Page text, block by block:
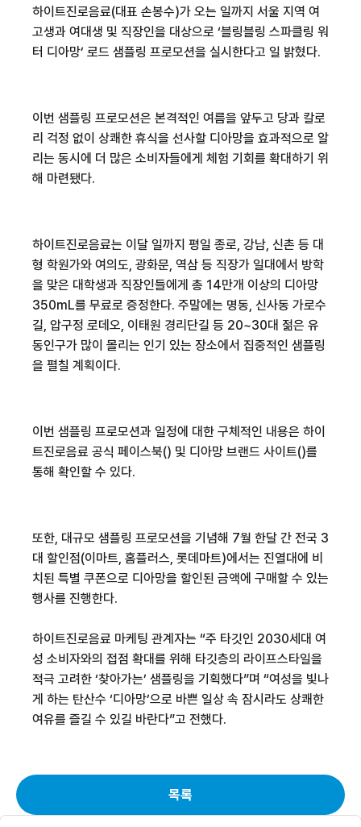
하이트진로음료(대표 손봉수)가 오는 일까지 서울 지역 여
고생과 여대생 및 직장인을 대상으로 ‘블링블링 스파클링 워
터 디아망’ 로드 샘플링 프로모션을 실시한다고 일 밝혔다.
이번 샘플링 프로모션은 본격적인 여름을 앞두고 당과 칼로
리 걱정 없이 상쾌한 휴식을 선사할 디아망을 효과적으로 알
리는 동시에 더 많은 소비자들에게 체험 기회를 확대하기 위
해 마련됐다.
하이트진로음료는 이달 일까지 평일 종로, 강남, 신촌 등 대
형 학원가와 여의도, 광화문, 역삼 등 직장가 일대에서 방학
을 맞은 대학생과 직장인들에게 총 14만개 이상의 디아망
350mL를 무료로 증정한다. 주말에는 명동, 신사동 가로수
길, 압구정 로데오, 이태원 경리단길 등 20~30대 젊은 유
동인구가 많이 몰리는 인기 있는 장소에서 집중적인 샘플링
을 펼칠 계획이다.
이번 샘플링 프로모션과 일정에 대한 구체적인 내용은 하이
트진로음료 공식 페이스북() 및 디아망 브랜드 사이트()를
통해 확인할 수 있다.
또한, 대규모 샘플링 프로모션을 기념해 7월 한달 간 전국 3
대 할인점(이마트, 홈플러스, 롯데마트)에서는 진열대에 비
치된 특별 쿠폰으로 디아망을 할인된 금액에 구매할 수 있는
행사를 진행한다.
하이트진로음료 마케팅 관계자는 “주 타깃인 2030세대 여
성 소비자와의 접점 확대를 위해 타깃층의 라이프스타일을
적극 고려한 ‘찾아가는’ 샘플링을 기획했다”며 “여성을 빛나
게 하는 탄산수 ‘디아망’으로 바쁜 일상 속 잠시라도 상쾌한
여유를 즐길 수 있길 바란다”고 전했다.
목록